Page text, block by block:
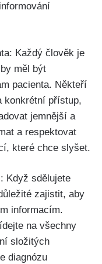
Každý člověk je
měl být
pacienta. Někteří
konkrétní přístup,
jemnější a
a respektovat
které chce slyšet.
Když sdělujete
zajistit, aby
informacím.
na všechny
složitých
diagnózu